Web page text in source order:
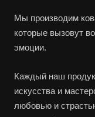
Мы производим
которые вызовут
эмоции.
Каждый наш
искусства и
любовью и